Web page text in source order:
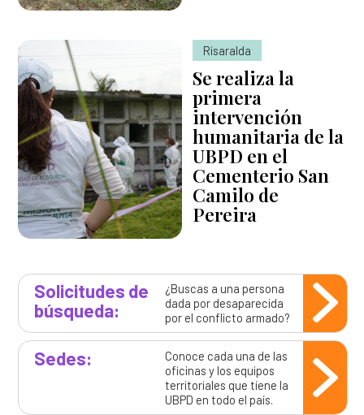
Risaralda
Se realiza la
primera
intervención
humanitaria de la
UBPD en el
Cementerio San
Camilo de
Pereira
Solicitudes de
búsqueda:
¿Buscas a una persona
dada por desaparecida
por el conflicto armado?
Sedes:
Conoce cada una de las
oficinas y los equipos
territoriales que tiene la
UBPD en todo el país.